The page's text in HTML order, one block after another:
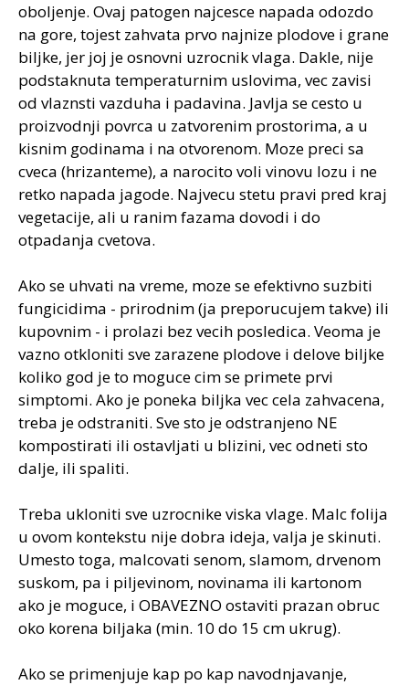
oboljenje. Ovaj patogen najcesce napada odozdo
na gore, tojest zahvata prvo najnize plodove i grane
biljke, jer joj je osnovni uzrocnik vlaga. Dakle, nije
podstaknuta temperaturnim uslovima, vec zavisi
od vlaznsti vazduha i padavina. Javlja se cesto u
proizvodnji povrca u zatvorenim prostorima, a u
kisnim godinama i na otvorenom. Moze preci sa
cveca (hrizanteme), a narocito voli vinovu lozu i ne
retko napada jagode. Najvecu stetu pravi pred kraj
vegetacije, ali u ranim fazama dovodi i do
otpadanja cvetova.
Ako se uhvati na vreme, moze se efektivno suzbiti
fungicidima - prirodnim (ja preporucujem takve) ili
kupovnim - i prolazi bez vecih posledica. Veoma je
vazno otkloniti sve zarazene plodove i delove biljke
koliko god je to moguce cim se primete prvi
simptomi. Ako je poneka biljka vec cela zahvacena,
treba je odstraniti. Sve sto je odstranjeno NE
kompostirati ili ostavljati u blizini, vec odneti sto
dalje, ili spaliti.
Treba ukloniti sve uzrocnike viska vlage. Malc folija
u ovom kontekstu nije dobra ideja, valja je skinuti.
Umesto toga, malcovati senom, slamom, drvenom
suskom, pa i piljevinom, novinama ili kartonom
ako je moguce, i OBAVEZNO ostaviti prazan obruc
oko korena biljaka (min. 10 do 15 cm ukrug).
Ako se primenjuje kap po kap navodnjavanje,